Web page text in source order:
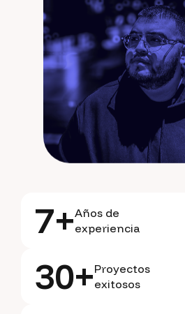
7+Años de
experiencia
30+Proyectos
exitosos